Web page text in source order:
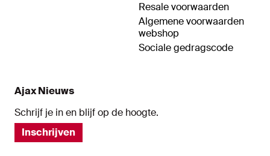
Resale voorwaarden
Algemene voorwaarden
webshop
Sociale gedragscode
Ajax Nieuws
Schrijf je in en blijf op de hoogte.
Inschrijven